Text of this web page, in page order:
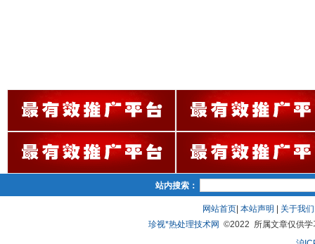
站内搜索：
网站首页| 本站声明 关于我们
珍视*热处理技术网 ©2022 所属文章仅供学